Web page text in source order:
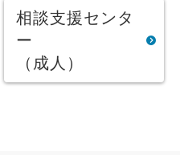
相談支援センタ
ー
（成人）